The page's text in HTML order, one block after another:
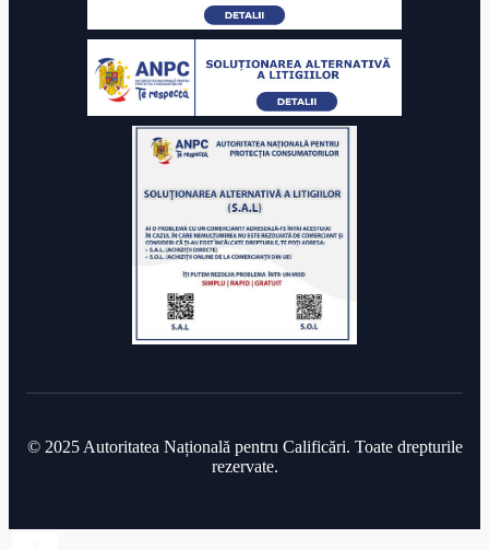
© 2025 Autoritatea Națională pentru Calificări. Toate drepturile
rezervate.